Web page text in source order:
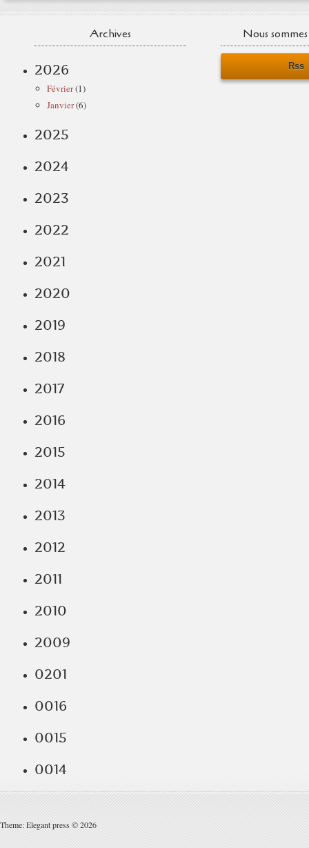
Archives
2026
Février(1)
Janvier(6)
2025
2024
2023
2022
2021
2020
2019
2018
2017
2016
2015
2014
2013
2012
2011
2010
2009
0201
0016
0015
0014
Nous
Rss
Theme: Elegant press © 2026